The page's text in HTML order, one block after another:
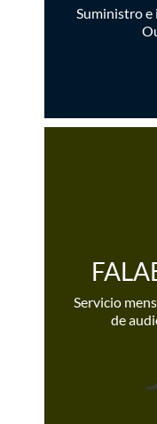
Suministro
Servicio
de